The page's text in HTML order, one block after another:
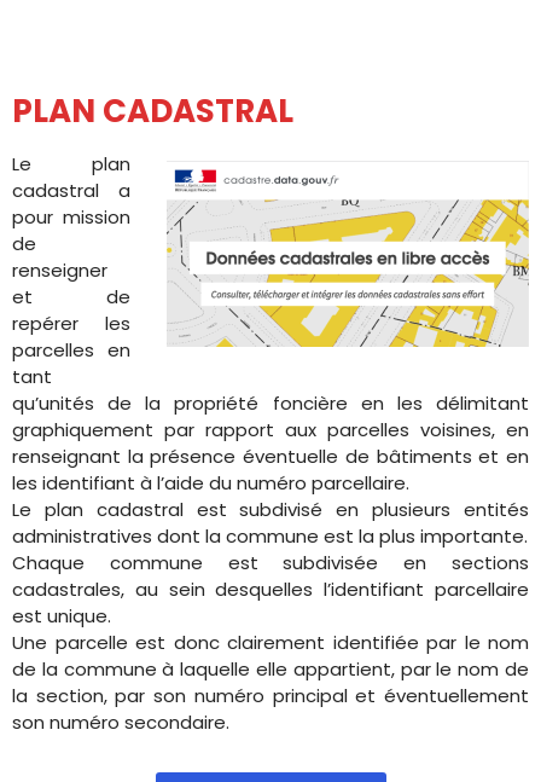
PLAN CADASTRAL
Le plan
cadastral a
pour mission
de
renseigner
et de
repérer les
parcelles en
tant
qu’unités de la propriété foncière en les délimitant
graphiquement par rapport aux parcelles voisines, en
renseignant la présence éventuelle de bâtiments et en
les identifiant à l’aide du numéro parcellaire.
Le plan cadastral est subdivisé en plusieurs entités
administratives dont la commune est la plus importante.
Chaque commune est subdivisée en sections
cadastrales, au sein desquelles l’identifiant parcellaire
est unique.
Une parcelle est donc clairement identifiée par le nom
de la commune à laquelle elle appartient, par le nom de
la section, par son numéro principal et éventuellement
son numéro secondaire.